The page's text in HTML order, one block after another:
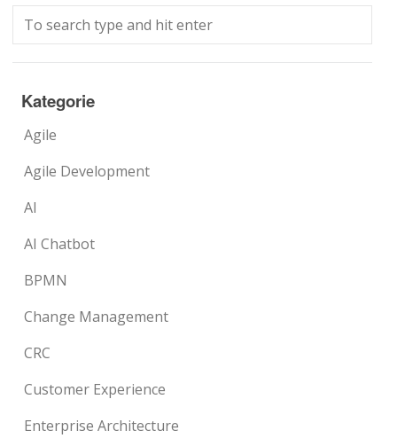
Kategorie
Agile
Agile Development
AI
AI Chatbot
BPMN
Change Management
CRC
Customer Experience
Enterprise Architecture